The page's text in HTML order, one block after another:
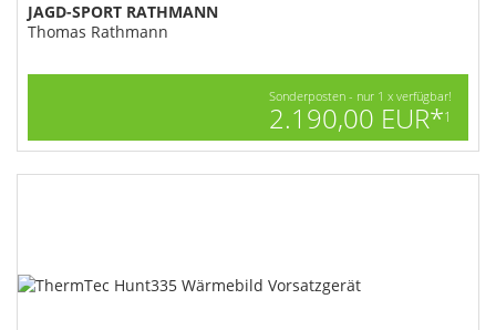
JAGD-SPORT RATHMANN
Thomas Rathmann
Sonderposten - nur 1 x verfügbar!
2.190,00 EUR*1